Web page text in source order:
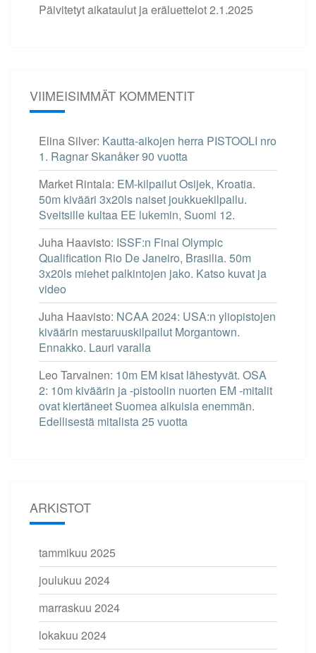
Päivitetyt aikataulut ja eräluettelot2.1.2025
VIIMEISIMMÄT KOMMENTIT
Elina Silver: Kautta-aikojen herra PISTOOLI nro
1. Ragnar Skanåker 90 vuotta
Market Rintala: EM-kilpailut Osijek, Kroatia.
50m kivääri 3x20ls naiset joukkuekilpailu.
Sveitsille kultaa EE lukemin, Suomi 12.
Juha Haavisto: ISSF:n Final Olympic
Qualification Rio De Janeiro, Brasilia. 50m
3x20ls miehet palkintojen jako. Katso kuvat ja
video
Juha Haavisto: NCAA 2024: USA:n yliopistojen
kiväärin mestaruuskilpailut Morgantown.
Ennakko. Lauri varalla
Leo Tarvainen: 10m EM kisat lähestyvät. OSA
2: 10m kiväärin ja -pistoolin nuorten EM -mitalit
ovat kiertäneet Suomea aikuisia enemmän.
Edellisestä mitalista 25 vuotta
ARKISTOT
tammikuu 2025
joulukuu 2024
marraskuu 2024
lokakuu 2024